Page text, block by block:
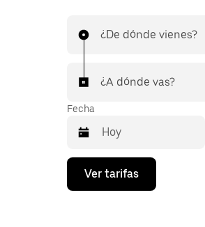
¿De dónde vienes?
¿A dónde vas?
Fecha
Presiona
flecha
Ver tarifas